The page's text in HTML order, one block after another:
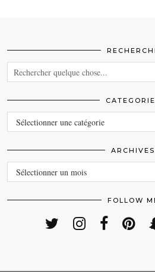
CATEGORIES
ARCHIVES
ARCHIVES
FOLLOW